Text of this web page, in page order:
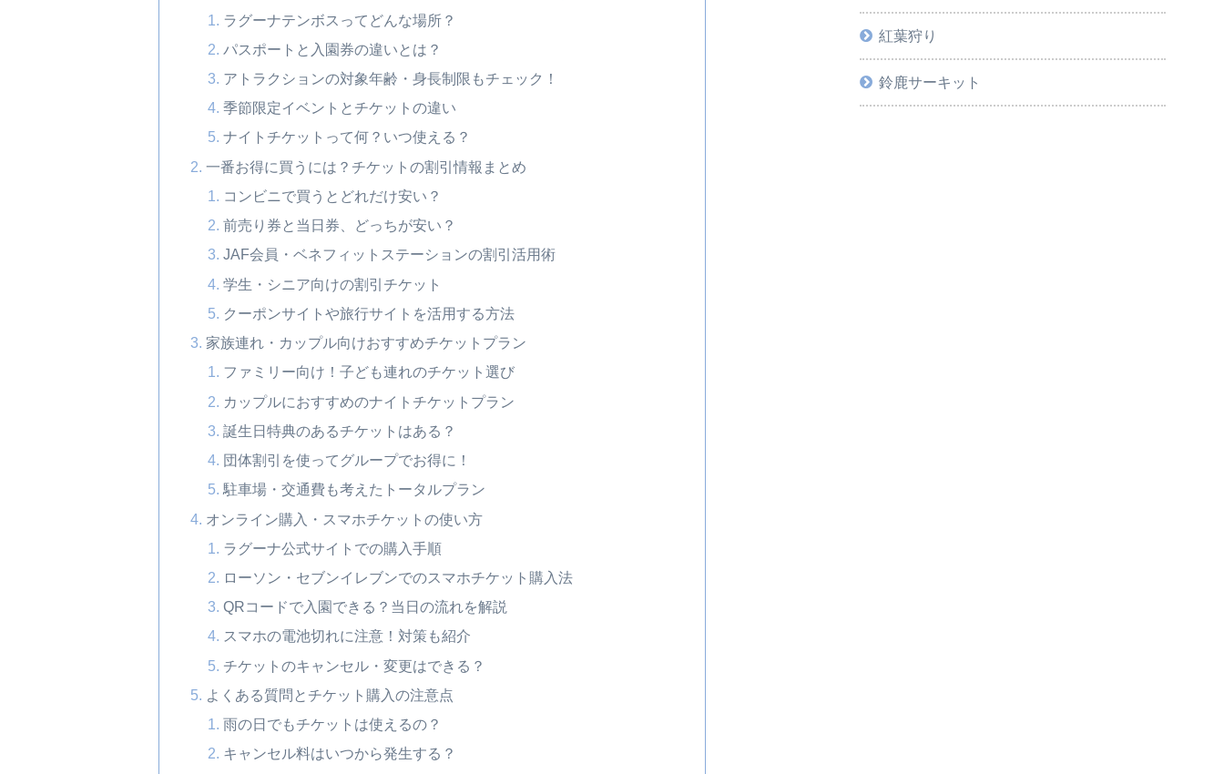
ラグーナテンボスってどんな場所？
パスポートと入園券の違いとは？
アトラクションの対象年齢・身長制限もチェック！
季節限定イベントとチケットの違い
ナイトチケットって何？いつ使える？
一番お得に買うには？チケットの割引情報まとめ
コンビニで買うとどれだけ安い？
前売り券と当日券、どっちが安い？
JAF会員・ベネフィットステーションの割引活用術
学生・シニア向けの割引チケット
クーポンサイトや旅行サイトを活用する方法
家族連れ・カップル向けおすすめチケットプラン
ファミリー向け！子ども連れのチケット選び
カップルにおすすめのナイトチケットプラン
誕生日特典のあるチケットはある？
団体割引を使ってグループでお得に！
駐車場・交通費も考えたトータルプラン
オンライン購入・スマホチケットの使い方
ラグーナ公式サイトでの購入手順
ローソン・セブンイレブンでのスマホチケット購入法
QRコードで入園できる？当日の流れを解説
スマホの電池切れに注意！対策も紹介
チケットのキャンセル・変更はできる？
よくある質問とチケット購入の注意点
雨の日でもチケットは使えるの？
キャンセル料はいつから発生する？
紅葉狩り
鈴鹿サーキット